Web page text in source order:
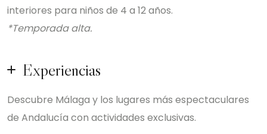
interiores para niños de 4 a 12 años.
*Temporada alta.
Experiencias
Descubre Málaga y los lugares más espectaculares
de Andalucía con actividades exclusivas.